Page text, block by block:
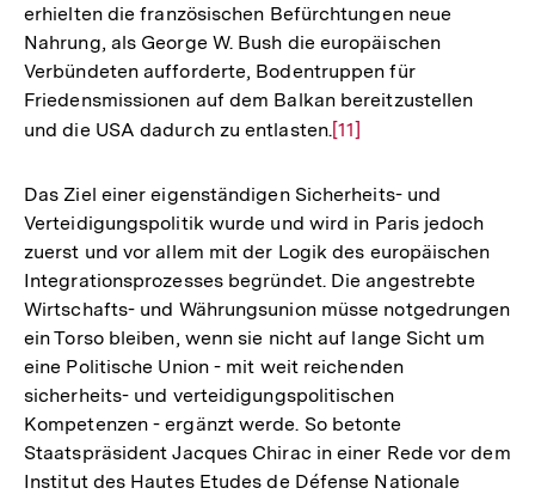
der
Fußnote
erhielten die französischen Befürchtungen neue
Nahrung, als George W. Bush die europäischen
Verbündeten aufforderte, Bodentruppen für
Friedensmissionen auf dem Balkan bereitzustellen
und die USA dadurch zu entlasten.Zur
der
Fußnote
[11]
Das Ziel einer eigenständigen Sicherheits- und
Verteidigungspolitik wurde und wird in Paris jedoch
zuerst und vor allem mit der Logik des europäischen
Integrationsprozesses begründet. Die angestrebte
Wirtschafts- und Währungsunion müsse notgedrungen
ein Torso bleiben, wenn sie nicht auf lange Sicht um
eine Politische Union - mit weit reichenden
sicherheits- und verteidigungspolitischen
Kompetenzen - ergänzt werde. So betonte
Staatspräsident Jacques Chirac in einer Rede vor dem
Institut des Hautes Etudes de Défense Nationale